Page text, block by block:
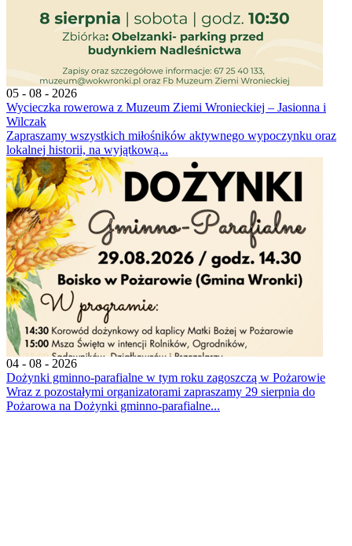
05 - 08 - 2026
Wycieczka rowerowa z Muzeum Ziemi Wronieckiej – Jasionna i
Wilczak
Zapraszamy wszystkich miłośników aktywnego wypoczynku oraz
lokalnej historii, na wyjątkową...
04 - 08 - 2026
Dożynki gminno-parafialne w tym roku zagoszczą w Pożarowie
Wraz z pozostałymi organizatorami zapraszamy 29 sierpnia do
Pożarowa na Dożynki gminno-parafialne...